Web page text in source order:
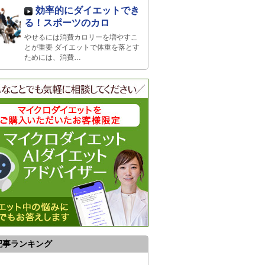
効率的にダイエットでき
る！スポーツのカロ
やせるには消費カロリーを増やすこ
とが重要 ダイエットで体重を落とす
ためには、消費…
事ランキング